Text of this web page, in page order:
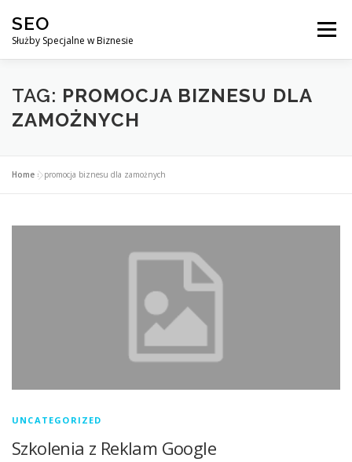
treści
SEO
Służby Specjalne w Biznesie
Menu
AGENCJA SEO CO ZYSKUJESZ ?
TAG: PROMOCJA BIZNESU DLA
ZAMOŻNYCH
Home »promocja biznesu dla zamożnych
UNCATEGORIZED
Szkolenia z Reklam Google